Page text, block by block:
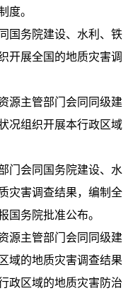
度。
务院建设、水利、铁
开展全国的地质灾害调
主管部门会同同级建
况组织开展本行政区域
门会同国务院建设、水
灾害调查结果，编制全
国务院批准公布。
主管部门会同同级建
域的地质灾害调查结果
政区域的地质灾害防治